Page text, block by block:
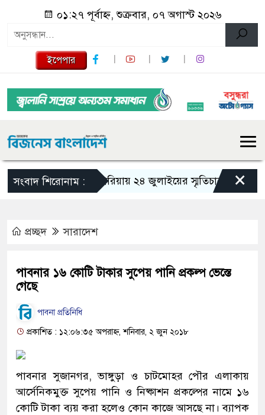
০১:২৭ পূর্বাহ্ন, শুক্রবার, ০৭ অগাস্ট ২০২৬
ইপেপার
সংবাদ শিরোনাম :গজারিয়ায় ২৪ জুলাইয়ের স্মৃতিচারণ: গুমের×
প্রচ্ছদ সারাদেশ
পাবনার ১৬ কোটি টাকার সুপেয় পানি প্রকল্প ভেস্তে
গেছে
পাবনা প্রতিনিধি
প্রকাশিত : ১২:০৬:৩৫ অপরাহ্ন, শনিবার, ২ জুন ২০১৮
পাবনার সুজানগর, ভাঙ্গুড়া ও চাটমোহর পৌর এলাকায়
আর্সেনিকমুক্ত সুপেয় পানি ও নিষ্কাশন প্রকল্পের নামে ১৬
কোটি টাকা ব্যয় করা হলেও কোন কাজে আসছে না। ব্যাপক